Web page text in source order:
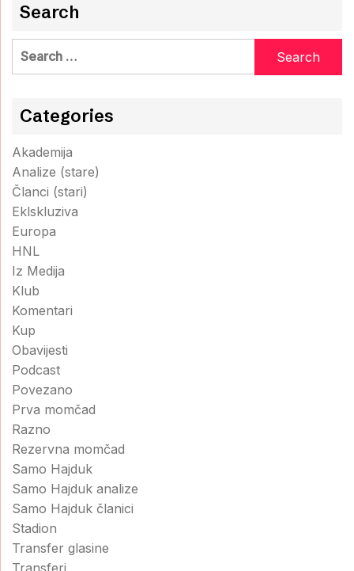
Search
Search
Categories
Akademija
Analize (stare)
Članci (stari)
Eklskluziva
Europa
HNL
Iz Medija
Klub
Komentari
Kup
Obavijesti
Podcast
Povezano
Prva momčad
Razno
Rezervna momčad
Samo Hajduk
Samo Hajduk analize
Samo Hajduk članici
Stadion
Transfer glasine
Transferi